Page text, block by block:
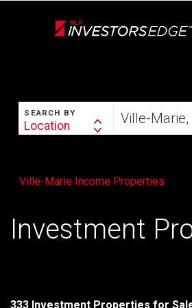
SEARCH
SEARCH BY
Search
By
Location
your
home
Ville-Marie Income Properties
Investment
333 Investment Properties for